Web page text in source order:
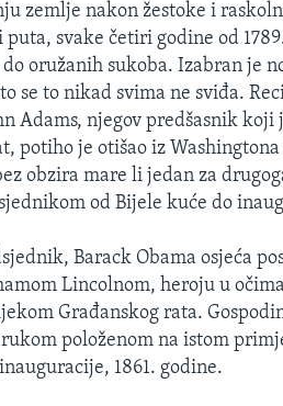
zemlje nakon žestoke i
puta, svake četiri godine od
oružanih sukoba. Izabran je
se to nikad svima ne sviđa.
Adams, njegov predšasnik koji
potiho je otišao iz
obzira mare li jedan za
od Bijele kuće do
Barack Obama osjeća
Lincolnom, heroju u
Građanskog rata.
rukom položenom na istom
1861. godine.